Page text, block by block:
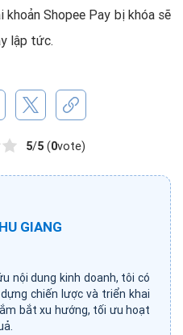
Shopee Pay bị khóa sẽ
lập tức.
5/5 (0vote)
GIANG
nội dung kinh doanh, tôi có
chiến lược và triển khai
bắt xu hướng, tối ưu hoạt